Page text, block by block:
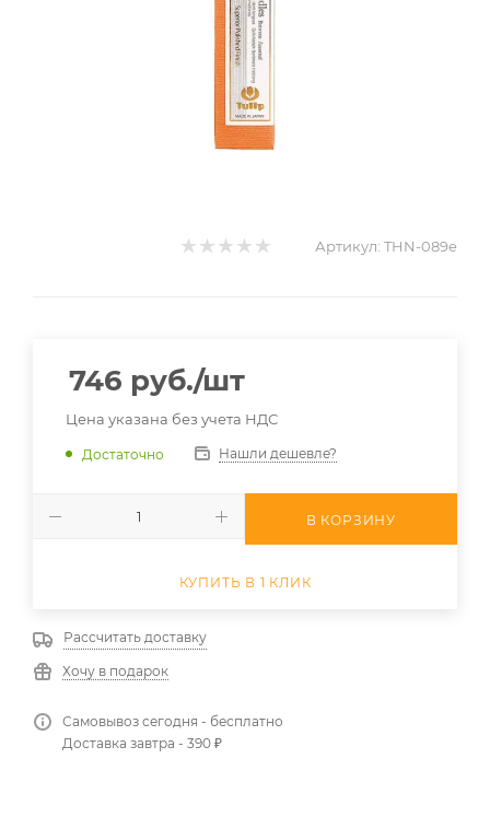
Артикул: THN-089e
746 руб./шт
Цена указана без учета НДС
Достаточно Нашли дешевле?
В КОРЗИНУ
КУПИТЬ В 1 КЛИК
Рассчитать доставку
Хочу в подарок
Самовывоз сегодня - бесплатно
Доставка завтра - 390 ₽